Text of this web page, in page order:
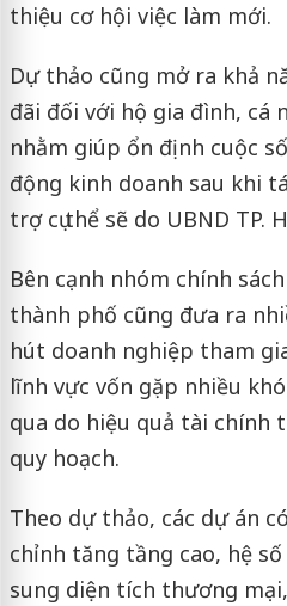
thiệu cơ hội việc làm mới.
Dự thảo cũng mở ra khả
đãi đối với hộ gia đình, cá
nhằm giúp ổn định cuộc
động kinh doanh sau khi
trợ cụ thể sẽ do UBND TP.
Bên cạnh nhóm chính
thành phố cũng đưa ra
hút doanh nghiệp tham
lĩnh vực vốn gặp nhiều
qua do hiệu quả tài chính
quy hoạch.
Theo dự thảo, các dự án
chỉnh tăng tầng cao, hệ số
sung diện tích thương mại,